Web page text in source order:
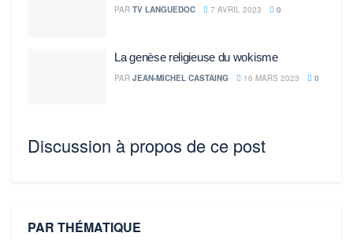
PAR TV LANGUEDOC 7 AVRIL 2023 0
La genèse religieuse du wokisme
PAR JEAN-MICHEL CASTAING 16 MARS 2023 0
Discussion à propos de ce post
PAR THÉMATIQUE